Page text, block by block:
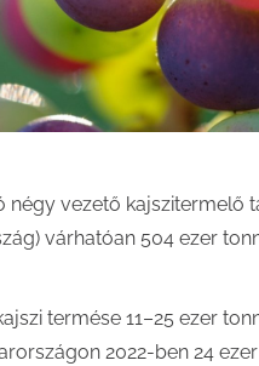
négy vezető kajszitermelő
várhatóan 504 ezer
termése 11–25 ezer
2022-ben 24